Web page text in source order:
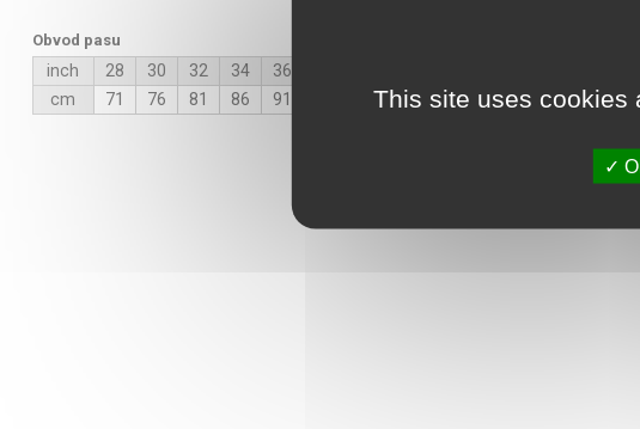
Obvod pasu
inch 28 30 32 34 36
cm
71 76 81 86 91 102 107 112 117 122
This site uses cookies